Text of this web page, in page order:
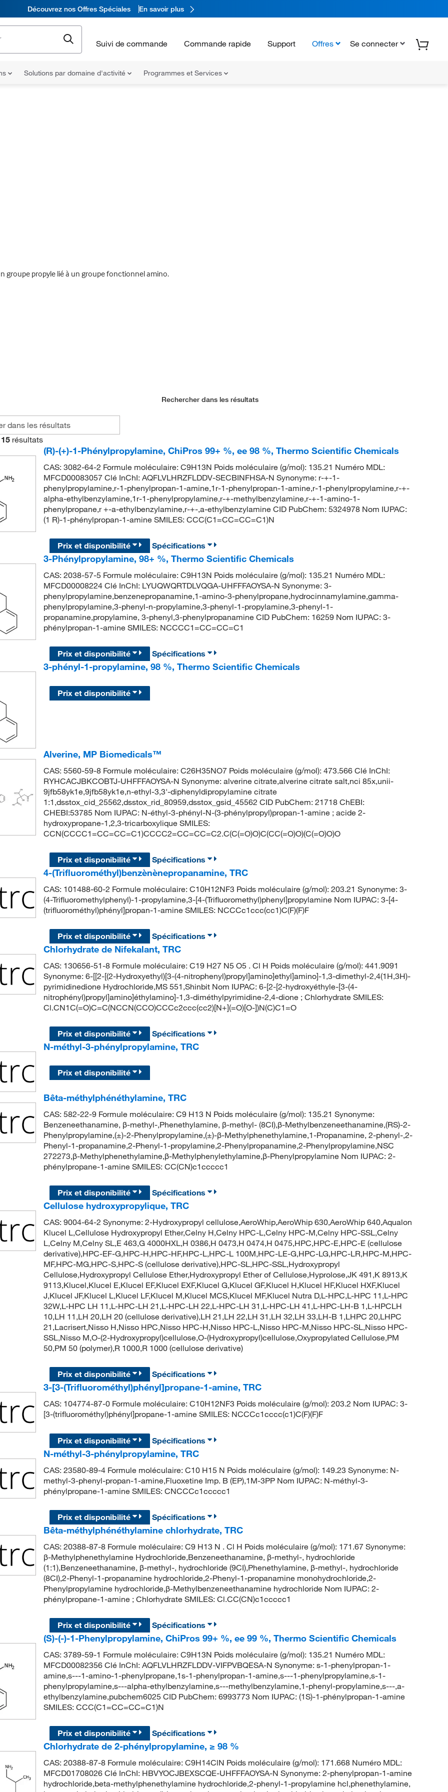
Découvrez nos Offres Spéciales En savoir plus
Suivi de commande Commande rapide Support Offres Se connecter
Solutions par domaine d'activité Programmes et Services
groupe propyle lié à un groupe fonctionnel amino.
Rechercher dans les résultats
15 résultats
(R)-(+)-1-Phénylpropylamine, ChiPros 99+ %, ee 98 %, Thermo Scientific Chemicals
CAS: 3082-64-2 Formule moléculaire: C9H13N Poids moléculaire (g/mol): 135.21 Numéro MDL:
MFCD00083057 Clé InChI: AQFLVLHRZFLDDV-SECBINFHSA-N Synonyme: r-+-1-
phenylpropylamine,r-1-phenylpropan-1-amine,1r-1-phenylpropan-1-amine,r-1-phenylpropylamine,r-+-
alpha-ethylbenzylamine,1r-1-phenylpropylamine,r-+-methylbenzylamine,r-+-1-amino-1-
phenylpropane,r +-a-ethylbenzylamine,r-+-,a-ethylbenzylamine CID PubChem: 5324978 Nom IUPAC:
(1 R)-1-phénylpropan-1-amine SMILES: CCC(C1=CC=CC=C1)N
Prix et disponibilité Spécifications
3-Phénylpropylamine, 98+ %, Thermo Scientific Chemicals
CAS: 2038-57-5 Formule moléculaire: C9H13N Poids moléculaire (g/mol): 135.21 Numéro MDL:
MFCD00008224 Clé InChI: LYUQWQRTDLVQGA-UHFFFAOYSA-N Synonyme: 3-
phenylpropylamine,benzenepropanamine,1-amino-3-phenylpropane,hydrocinnamylamine,gamma-
phenylpropylamine,3-phenyl-n-propylamine,3-phenyl-1-propylamine,3-phenyl-1-
propanamine,propylamine, 3-phenyl,3-phenylpropanamine CID PubChem: 16259 Nom IUPAC: 3-
phénylpropan-1-amine SMILES: NCCCC1=CC=CC=C1
Prix et disponibilité Spécifications
3-phényl-1-propylamine, 98 %, Thermo Scientific Chemicals
Prix et disponibilité
Alverine, MP Biomedicals™
CAS: 5560-59-8 Formule moléculaire: C26H35NO7 Poids moléculaire (g/mol): 473.566 Clé InChI:
RYHCACJBKCOBTJ-UHFFFAOYSA-N Synonyme: alverine citrate,alverine citrate salt,nci 85x,unii-
9jfb58yk1e,9jfb58yk1e,n-ethyl-3,3'-diphenyldipropylamine citrate
1:1,dsstox_cid_25562,dsstox_rid_80959,dsstox_gsid_45562 CID PubChem: 21718 ChEBI:
CHEBI:53785 Nom IUPAC: N-éthyl-3-phényl-N-(3-phénylpropyl)propan-1-amine ; acide 2-
hydroxypropane-1,2,3-tricarboxylique SMILES:
CCN(CCCC1=CC=CC=C1)CCCC2=CC=CC=C2.C(C(=O)O)C(CC(=O)O)(C(=O)O)O
Prix et disponibilité Spécifications
4-(Trifluorométhyl)benzènènepropanamine, TRC
CAS: 101488-60-2 Formule moléculaire: C10H12NF3 Poids moléculaire (g/mol): 203.21 Synonyme: 3-
(4-Trifluoromethylphenyl)-1-propylamine,3-[4-(Trifluoromethyl)phenyl]propylamine Nom IUPAC: 3-[4-
(trifluorométhyl)phényl]propan-1-amine SMILES: NCCCc1ccc(cc1)C(F)(F)F
Prix et disponibilité Spécifications
Chlorhydrate de Nifekalant, TRC
CAS: 130656-51-8 Formule moléculaire: C19 H27 N5 O5 . Cl H Poids moléculaire (g/mol): 441.9091
Synonyme: 6-[[2-[(2-Hydroxyethyl)[3-(4-nitrophenyl)propyl]amino]ethyl]amino]-1,3-dimethyl-2,4(1H,3H)-
pyrimidinedione Hydrochloride,MS 551,Shinbit Nom IUPAC: 6-[2-[2-hydroxyéthyle-[3-(4-
nitrophényl)propyl]amino]éthylamino]-1,3-diméthylpyrimidine-2,4-dione ; Chlorhydrate SMILES:
Cl.CN1C(=O)C=C(NCCN(CCO)CCCc2ccc(cc2)[N+](=O)[O-])N(C)C1=O
Prix et disponibilité Spécifications
N-méthyl-3-phénylpropylamine, TRC
Prix et disponibilité
Bêta-méthylphénéthylamine, TRC
CAS: 582-22-9 Formule moléculaire: C9 H13 N Poids moléculaire (g/mol): 135.21 Synonyme:
Benzeneethanamine, β-methyl-,Phenethylamine, β-methyl- (8CI),β-Methylbenzeneethanamine,(RS)-2-
Phenylpropylamine,(±)-2-Phenylpropylamine,(±)-β-Methylphenethylamine,1-Propanamine, 2-phenyl-,2-
Phenyl-1-propanamine,2-Phenyl-1-propylamine,2-Phenylpropanamine,2-Phenylpropylamine,NSC
272273,β-Methylphenethylamine,β-Methylphenylethylamine,β-Phenylpropylamine Nom IUPAC: 2-
phénylpropane-1-amine SMILES: CC(CN)c1ccccc1
Prix et disponibilité Spécifications
Cellulose hydroxypropylique, TRC
CAS: 9004-64-2 Synonyme: 2-Hydroxypropyl cellulose,AeroWhip,AeroWhip 630,AeroWhip 640,Aqualon
Klucel L,Cellulose Hydroxypropyl Ether,Celny H,Celny HPC-L,Celny HPC-M,Celny HPC-SSL,Celny
L,Celny M,Celny SL,E 463,G 4000HXL,H 0386,H 0473,H 0474,H 0475,HPC,HPC-E,HPC-E (cellulose
derivative),HPC-EF-G,HPC-H,HPC-HF,HPC-L,HPC-L 100M,HPC-LE-G,HPC-LG,HPC-LR,HPC-M,HPC-
MF,HPC-MG,HPC-S,HPC-S (cellulose derivative),HPC-SL,HPC-SSL,Hydroxypropyl
Cellulose,Hydroxypropyl Cellulose Ether,Hydroxypropyl Ether of Cellulose,Hyprolose,JK 491,K 8913,K
9113,Klucel,Klucel E,Klucel EF,Klucel EXF,Klucel G,Klucel GF,Klucel H,Klucel HF,Klucel HXF,Klucel
J,Klucel JF,Klucel L,Klucel LF,Klucel M,Klucel MCS,Klucel MF,Klucel Nutra D,L-HPC,L-HPC 11,L-HPC
32W,L-HPC LH 11,L-HPC-LH 21,L-HPC-LH 22,L-HPC-LH 31,L-HPC-LH 41,L-HPC-LH-B 1,L-HPCLH
10,LH 11,LH 20,LH 20 (cellulose derivative),LH 21,LH 22,LH 31,LH 32,LH 33,LH-B 1,LHPC 20,LHPC
21,Lacrisert,Nisso H,Nisso HPC,Nisso HPC-H,Nisso HPC-L,Nisso HPC-M,Nisso HPC-SL,Nisso HPC-
SSL,Nisso M,O-(2-Hydroxypropyl)cellulose,O-(Hydroxypropyl)cellulose,Oxypropylated Cellulose,PM
50,PM 50 (polymer),R 1000,R 1000 (cellulose derivative)
Prix et disponibilité Spécifications
3-[3-(Trifluorométhyl)phényl]propane-1-amine, TRC
CAS: 104774-87-0 Formule moléculaire: C10H12NF3 Poids moléculaire (g/mol): 203.2 Nom IUPAC: 3-
[3-(trifluorométhyl)phényl]propane-1-amine SMILES: NCCCc1cccc(c1)C(F)(F)F
Prix et disponibilité Spécifications
N-méthyl-3-phénylpropylamine, TRC
CAS: 23580-89-4 Formule moléculaire: C10 H15 N Poids moléculaire (g/mol): 149.23 Synonyme: N-
methyl-3-phenyl-propan-1-amine,Fluoxetine Imp. B (EP),1M-3PP Nom IUPAC: N-méthyl-3-
phénylpropane-1-amine SMILES: CNCCCc1ccccc1
Prix et disponibilité Spécifications
Bêta-méthylphénéthylamine chlorhydrate, TRC
CAS: 20388-87-8 Formule moléculaire: C9 H13 N . Cl H Poids moléculaire (g/mol): 171.67 Synonyme:
β-Methylphenethylamine Hydrochloride,Benzeneethanamine, β-methyl-, hydrochloride
(1:1),Benzeneethanamine, β-methyl-, hydrochloride (9CI),Phenethylamine, β-methyl-, hydrochloride
(8CI),2-Phenyl-1-propanamine hydrochloride,2-Phenyl-1-propanamine monohydrochloride,2-
Phenylpropylamine hydrochloride,β-Methylbenzeneethanamine hydrochloride Nom IUPAC: 2-
phénylpropane-1-amine ; Chlorhydrate SMILES: Cl.CC(CN)c1ccccc1
Prix et disponibilité Spécifications
(S)-(-)-1-Phenylpropylamine, ChiPros 99+ %, ee 99 %, Thermo Scientific Chemicals
CAS: 3789-59-1 Formule moléculaire: C9H13N Poids moléculaire (g/mol): 135.21 Numéro MDL:
MFCD00082356 Clé InChI: AQFLVLHRZFLDDV-VIFPVBQESA-N Synonyme: s-1-phenylpropan-1-
amine,s---1-amino-1-phenylpropane,1s-1-phenylpropan-1-amine,s---1-phenylpropylamine,s-1-
phenylpropylamine,s---alpha-ethylbenzylamine,s---methylbenzylamine,1-phenyl-propylamine,s---,a-
ethylbenzylamine,pubchem6025 CID PubChem: 6993773 Nom IUPAC: (1S)-1-phénylpropan-1-amine
SMILES: CCC(C1=CC=CC=C1)N
Prix et disponibilité Spécifications
Chlorhydrate de 2-phénylpropylamine, ≥ 98 %
CAS: 20388-87-8 Formule moléculaire: C9H14ClN Poids moléculaire (g/mol): 171.668 Numéro MDL:
MFCD01708026 Clé InChI: HBVYOCJBEXSCQE-UHFFFAOYSA-N Synonyme: 2-phenylpropan-1-amine
hydrochloride,beta-methylphenethylamine hydrochloride,2-phenyl-1-propylamine hcl,phenethylamine,